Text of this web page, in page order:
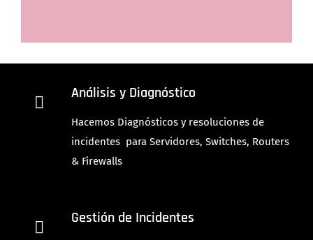
Análisis y Diagnóstico
Hacemos Diagnósticos y resoluciones de
incidentes para Servidores, Switches, Routers
& Firewalls
Gestión de Incidentes